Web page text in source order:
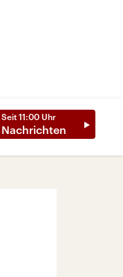
Seit 11:00 Uhr
Nachrichten